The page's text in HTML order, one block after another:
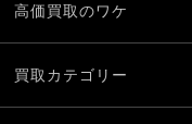
高価買取のワケ
買取カテゴリー